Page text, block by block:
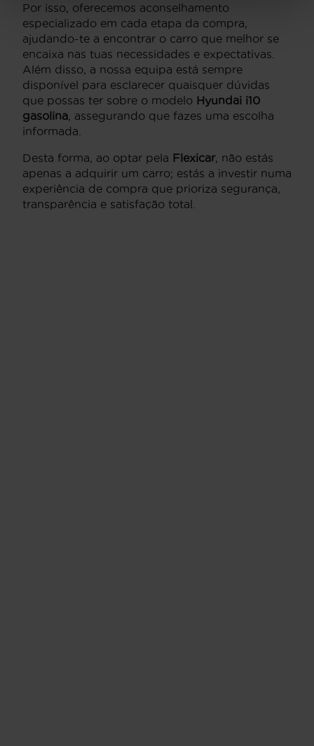
Por isso, oferecemos aconselhamento
especializado em cada etapa da compra,
ajudando-te a encontrar o carro que melhor se
encaixa nas tuas necessidades e expectativas.
Além disso, a nossa equipa está sempre
disponível para esclarecer quaisquer dúvidas
que possas ter sobre o modelo Hyundai i10
gasolina, assegurando que fazes uma escolha
informada.
Desta forma, ao optar pela Flexicar, não estás
apenas a adquirir um carro; estás a investir numa
experiência de compra que prioriza segurança,
transparência e satisfação total.